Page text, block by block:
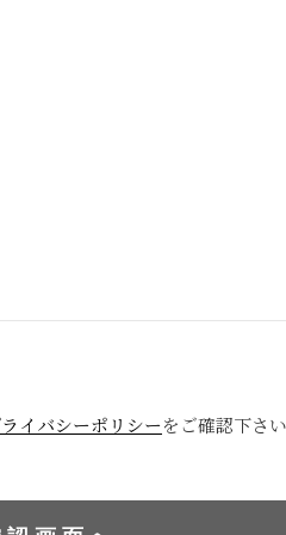
イバシーポリシーをご確認下さい